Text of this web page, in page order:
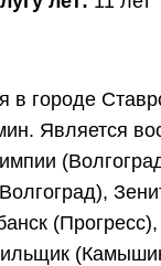
в городе
Является